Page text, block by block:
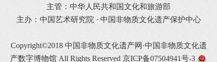
主管：中华人民共和国文化和旅游部
主办：中国艺术研究院 · 中国非物质文化遗产保护中心
Copyright©2018 中国非物质文化遗产网·中国非物质文化遗
产数字博物馆 All Rights Reserved 京ICP备07504941号-3